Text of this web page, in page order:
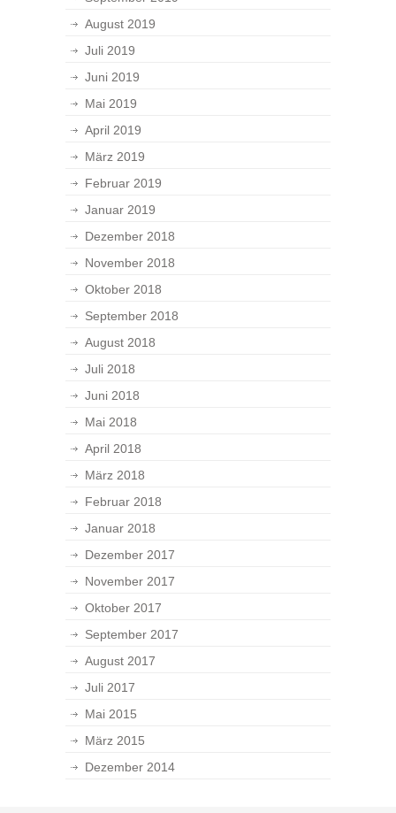
August 2019
Juli 2019
Juni 2019
Mai 2019
April 2019
März 2019
Februar 2019
Januar 2019
Dezember 2018
November 2018
Oktober 2018
September 2018
August 2018
Juli 2018
Juni 2018
Mai 2018
April 2018
März 2018
Februar 2018
Januar 2018
Dezember 2017
November 2017
Oktober 2017
September 2017
August 2017
Juli 2017
Mai 2015
März 2015
Dezember 2014